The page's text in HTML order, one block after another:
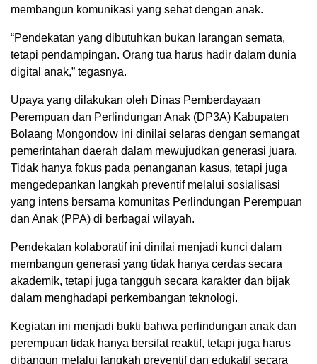
membangun komunikasi yang sehat dengan anak.
“Pendekatan yang dibutuhkan bukan larangan semata,
tetapi pendampingan. Orang tua harus hadir dalam dunia
digital anak,” tegasnya.
Upaya yang dilakukan oleh Dinas Pemberdayaan
Perempuan dan Perlindungan Anak (DP3A) Kabupaten
Bolaang Mongondow ini dinilai selaras dengan semangat
pemerintahan daerah dalam mewujudkan generasi juara.
Tidak hanya fokus pada penanganan kasus, tetapi juga
mengedepankan langkah preventif melalui sosialisasi
yang intens bersama komunitas Perlindungan Perempuan
dan Anak (PPA) di berbagai wilayah.
Pendekatan kolaboratif ini dinilai menjadi kunci dalam
membangun generasi yang tidak hanya cerdas secara
akademik, tetapi juga tangguh secara karakter dan bijak
dalam menghadapi perkembangan teknologi.
Kegiatan ini menjadi bukti bahwa perlindungan anak dan
perempuan tidak hanya bersifat reaktif, tetapi juga harus
dibangun melalui langkah preventif dan edukatif secara